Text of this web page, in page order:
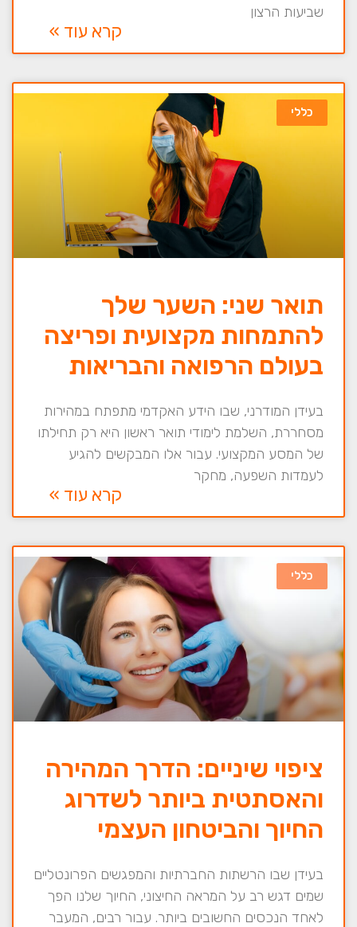
שביעות הרצון
קרא עוד »
כללי
תואר שני: השער שלך
להתמחות מקצועית ופריצה
בעולם הרפואה והבריאות
בעידן המודרני, שבו הידע האקדמי מתפתח במהירות
מסחררת, השלמת לימודי תואר ראשון היא רק תחילתו
של המסע המקצועי. עבור אלו המבקשים להגיע
לעמדות השפעה, מחקר
קרא עוד »
כללי
ציפוי שיניים: הדרך המהירה
והאסתטית ביותר לשדרוג
החיוך והביטחון העצמי
בעידן שבו הרשתות החברתיות והמפגשים הפרונטליים
שמים דגש רב על המראה החיצוני, החיוך שלנו הפך
לאחד הנכסים החשובים ביותר. עבור רבים, המעבר